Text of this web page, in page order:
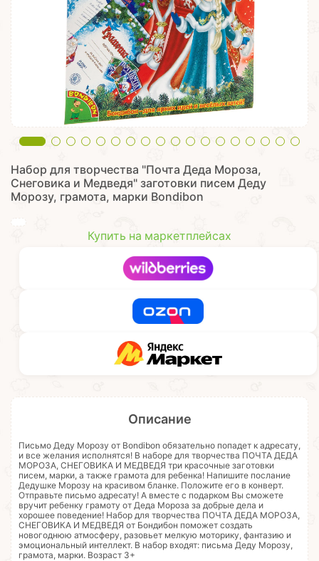
Набор для творчества "Почта Деда Мороза,
Снеговика и Медведя" заготовки писем Деду
Морозу, грамота, марки Bondibon
Купить на маркетплейсах
Описание
Письмо Деду Морозу от Bondibon обязательно попадет к адресату,
и все желания исполнятся! В наборе для творчества ПОЧТА ДЕДА
МОРОЗА, СНЕГОВИКА И МЕДВЕДЯ три красочные заготовки
писем, марки, а также грамота для ребенка! Напишите послание
Дедушке Морозу на красивом бланке. Положите его в конверт.
Отправьте письмо адресату! А вместе с подарком Вы сможете
вручит ребенку грамоту от Деда Мороза за добрые дела и
хорошее поведение! Набор для творчества ПОЧТА ДЕДА МОРОЗА,
СНЕГОВИКА И МЕДВЕДЯ от Бондибон поможет создать
новогоднюю атмосферу, разовьет мелкую моторику, фантазию и
эмоциональный интеллект. В набор входят: письма Деду Морозу,
грамота, марки. Возраст 3+